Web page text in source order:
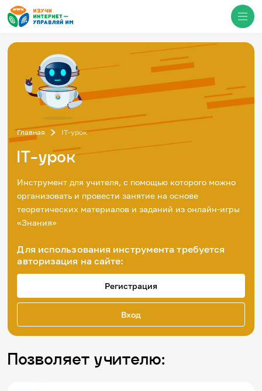
Медиацентр
О проекте
Фотогалерея
Видео
Инфографики
Презентации
Итоги событий
Личный кабинет
English
События
Итоги событий
Игры и тренажеры
Игра «Знания»
Викторина
Словарь
Памятки
Комиксы
Главная IT-урок
IT-урок
Инструмент для учителя, с помощью которого можно
организовать и провести занятие на основе
теоретических материалов и заданий из онлайн-игры
«Знания»
Для использования инструмента требуется
авторизация на сайте:
Регистрация
Вход
Позволяет учителю: